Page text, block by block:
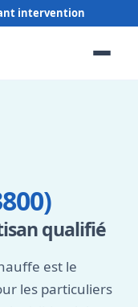
qualifié
est le
les particuliers